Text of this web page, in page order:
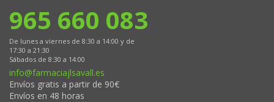
965 660 083
De lunes a viernes de 8:30 a 14:00 y de
17:30 a 21:30
Sábados de 8:30 a 14:00
info@farmaciajlsavall.es
Envíos gratis a partir de 90€
Envíos en 48 horas